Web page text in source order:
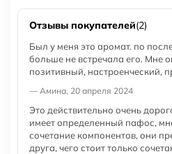
Отзывы покупателей(2)
Был у меня это аромат. по
больше не встречала его. Мне
позитивный, настроенческий,
— Амина, 20 апреля 2024
Это действительно очень
имеет определенный пафос,
сочетание компонентов, они
друга, чего стоит только